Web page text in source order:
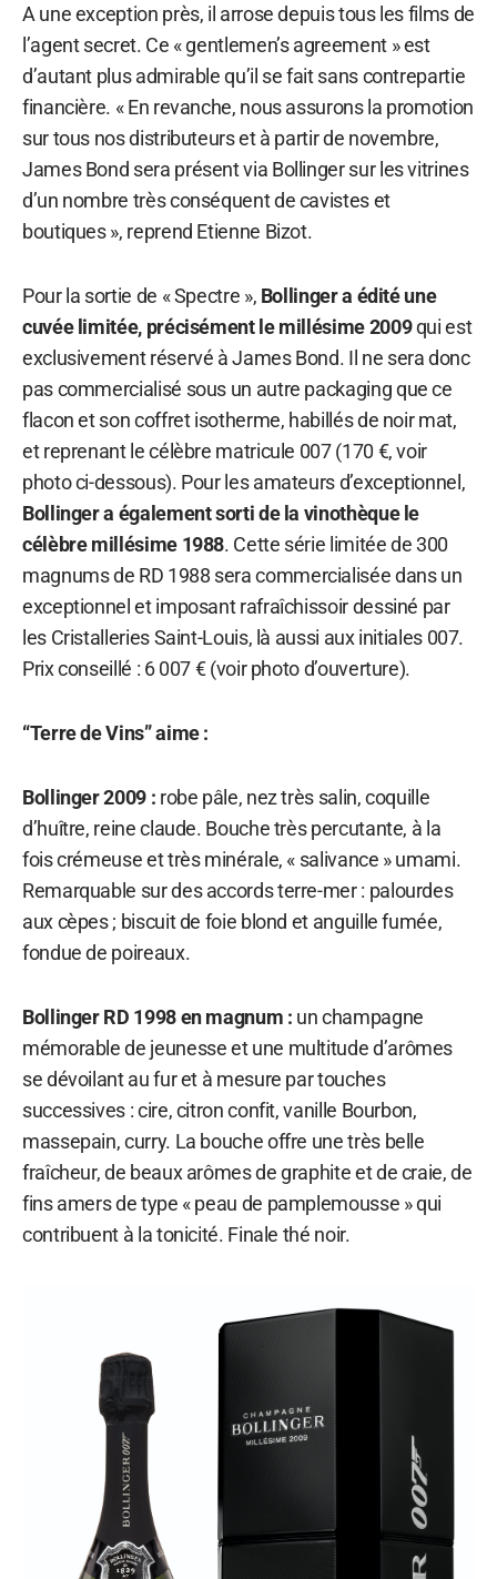
A une exception près, il arrose depuis tous les films de
l’agent secret. Ce « gentlemen’s agreement » est
d’autant plus admirable qu’il se fait sans contrepartie
financière. « En revanche, nous assurons la promotion
sur tous nos distributeurs et à partir de novembre,
James Bond sera présent via Bollinger sur les vitrines
d’un nombre très conséquent de cavistes et
boutiques », reprend Etienne Bizot.
Pour la sortie de « Spectre », Bollinger a édité une
cuvée limitée, précisément le millésime 2009qui est
exclusivement réservé à James Bond. Il ne sera donc
pas commercialisé sous un autre packaging que ce
flacon et son coffret isotherme, habillés de noir mat,
et reprenant le célèbre matricule 007 (170 €, voir
photo ci-dessous). Pour les amateurs d’exceptionnel,
Bollinger a également sorti de la vinothèque le
célèbre millésime 1988. Cette série limitée de 300
magnums de RD 1988 sera commercialisée dans un
exceptionnel et imposant rafraîchissoir dessiné par
les Cristalleries Saint-Louis, là aussi aux initiales 007.
Prix conseillé : 6 007 € (voir photo d’ouverture).
“Terre de Vins” aime :
Bollinger 2009 : robe pâle, nez très salin, coquille
d’huître, reine claude. Bouche très percutante, à la
fois crémeuse et très minérale, « salivance » umami.
Remarquable sur des accords terre-mer : palourdes
aux cèpes ; biscuit de foie blond et anguille fumée,
fondue de poireaux.
Bollinger RD 1998 en magnum : un champagne
mémorable de jeunesse et une multitude d’arômes
se dévoilant au fur et à mesure par touches
successives : cire, citron confit, vanille Bourbon,
massepain, curry. La bouche offre une très belle
fraîcheur, de beaux arômes de graphite et de craie, de
fins amers de type « peau de pamplemousse » qui
contribuent à la tonicité. Finale thé noir.